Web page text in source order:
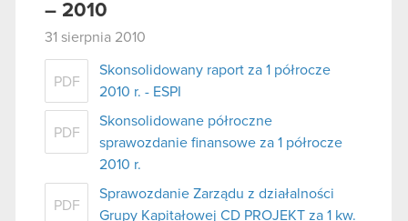
– 2010
31 sierpnia 2010
PDF
Skonsolidowany raport za 1 półrocze
2010 r. - ESPI
PDF
Skonsolidowane półroczne
sprawozdanie finansowe za 1 półrocze
2010 r.
PDF
Sprawozdanie Zarządu z działalności
Grupy Kapitałowej CD PROJEKT za 1 kw.